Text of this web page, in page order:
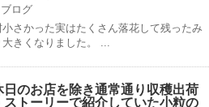
ブログ
さかった実はたくさん落花して残ったみ
きくなりました。 ...
日のお店を除き通常通り収穫出荷
ストーリーで紹介していた小粒の